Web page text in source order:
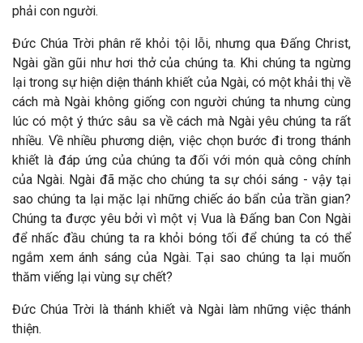
phải con người.
Đức Chúa Trời phân rẽ khỏi tội lỗi, nhưng qua Đấng Christ,
Ngài gần gũi như hơi thở của chúng ta. Khi chúng ta ngừng
lại trong sự hiện diện thánh khiết của Ngài, có một khải thị về
cách mà Ngài không giống con người chúng ta nhưng cùng
lúc có một ý thức sâu sa về cách mà Ngài yêu chúng ta rất
nhiều. Về nhiều phương diện, việc chọn bước đi trong thánh
khiết là đáp ứng của chúng ta đối với món quà công chính
của Ngài. Ngài đã mặc cho chúng ta sự chói sáng - vậy tại
sao chúng ta lại mặc lại những chiếc áo bẩn của trần gian?
Chúng ta được yêu bởi vì một vị Vua là Đấng ban Con Ngài
để nhấc đầu chúng ta ra khỏi bóng tối để chúng ta có thể
ngắm xem ánh sáng của Ngài. Tại sao chúng ta lại muốn
thăm viếng lại vùng sự chết?
Đức Chúa Trời là thánh khiết và Ngài làm những việc thánh
thiện.